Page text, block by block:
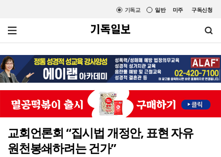
미주 구독신청
일반
기독교
교회언론회 “집시법 개정안, 표현 자유
원천봉쇄하려는 건가”